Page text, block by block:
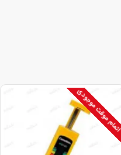
اتمام موقت موجودی